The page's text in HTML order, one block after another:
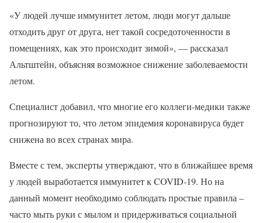
«У людей лучше иммунитет летом, люди могут дальше
отходить друг от друга, нет такой сосредоточенности в
помещениях, как это происходит зимой», — рассказал
Альтштейн, объясняя возможное снижение заболеваемости
летом.
Специалист добавил, что многие его коллеги-медики также
прогнозируют то, что летом эпидемия коронавируса будет
снижена во всех странах мира.
Вместе с тем, эксперты утверждают, что в ближайшее время
у людей выработается иммунитет к COVID-19. Но на
данный момент необходимо соблюдать простые правила –
часто мыть руки с мылом и придерживаться социальной